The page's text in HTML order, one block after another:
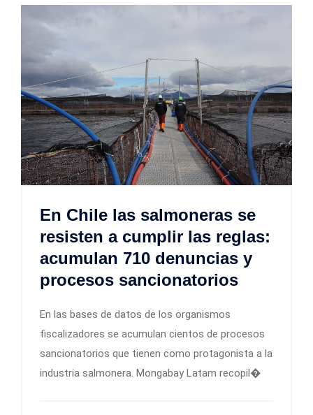
En Chile las salmoneras se
resisten a cumplir las reglas:
acumulan 710 denuncias y
procesos sancionatorios
En las bases de datos de los organismos
fiscalizadores se acumulan cientos de procesos
sancionatorios que tienen como protagonista a la
industria salmonera. Mongabay Latam recopil�